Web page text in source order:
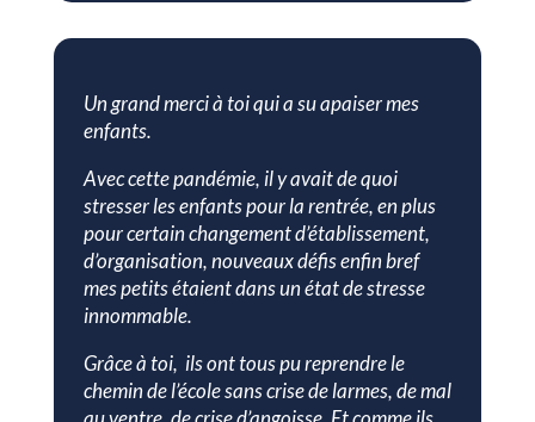
Un grand merci à toi qui a su apaiser mes
enfants.
Avec cette pandémie, il y avait de quoi
stresser les enfants pour la rentrée, en plus
pour certain changement d’établissement,
d’organisation, nouveaux défis enfin bref
mes petits étaient dans un état de stresse
innommable.
Grâce à toi, ils ont tous pu reprendre le
chemin de l’école sans crise de larmes, de mal